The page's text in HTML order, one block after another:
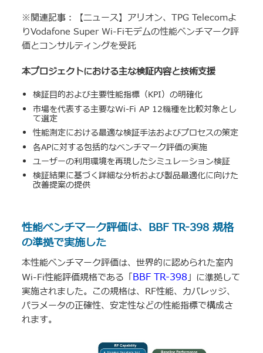
※関連記事：
【ニュース】アリオン、TPG Telecomよ
りVodafone Super Wi-Fiモデムの性能ベンチマーク評
価とコンサルティングを受託
本プロジェクトにおける主な検証内容と技術支援
検証目的および主要性能指標（KPI）の明確化
市場を代表する主要なWi-Fi AP 12機種を比較対象とし
て選定
性能測定における最適な検証手法およびプロセスの策定
各APに対する包括的なベンチマーク評価の実施
ユーザーの利用環境を再現したシミュレーション検証
検証結果に基づく詳細な分析および製品最適化に向けた
改善提案の提供
性能ベンチマーク評価は、BBF TR-398 規格
の準拠で実施した
本性能ベンチマーク評価は、世界的に認められた室内
Wi-Fi性能評価規格である「BBF TR-398」に準拠して
実施されました。この規格は、RF性能、カバレッジ、
パラメータの正確性、安定性などの性能指標で構成さ
れます。